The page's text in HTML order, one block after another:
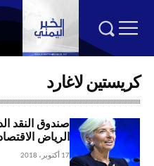
كريستين لاغارد
صندوق النقد
الرياض
17 أكتوبر، 2018